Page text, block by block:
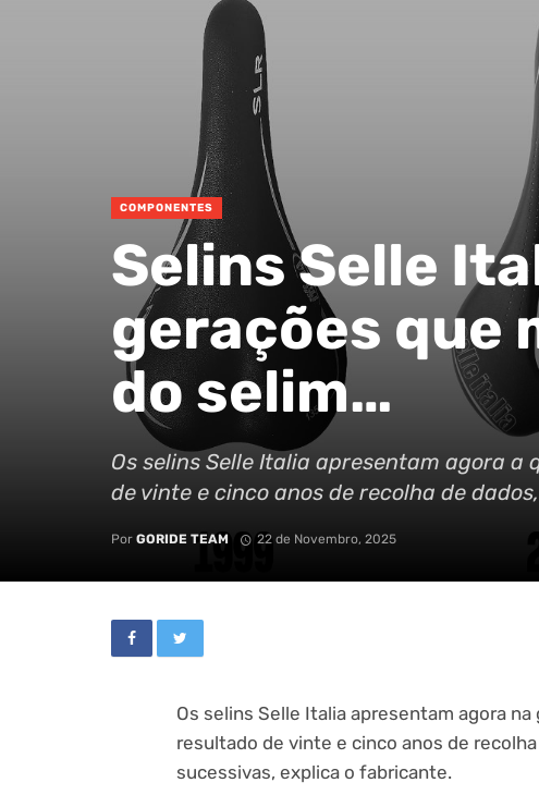
COMPONENTES
Selins Selle
gerações que
do selim…
Os selins Selle Italia apresentam agora
de vinte e cinco anos de recolha de
Por GORIDE TEAM 22 de Novembro, 2025
Os selins Selle Italia apresentam agora
resultado de vinte e cinco anos de
sucessivas, explica o fabricante.